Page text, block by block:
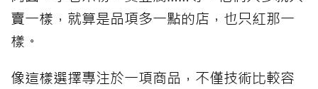
賣一樣，就算是品項多一點的店，也只紅那一
樣。
像這樣選擇專注於一項商品，不僅技術比較容